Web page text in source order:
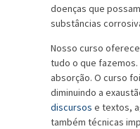
doenças que
substâncias
Nosso curso
tudo o que fazemos.
absorção. O curso
diminuindo a
discursos e textos,
também técnicas